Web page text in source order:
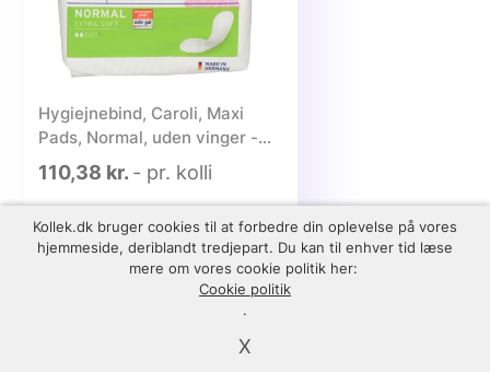
Hygiejnebind, Caroli, Maxi
Pads, Normal, uden vinger -
240 stk.
110,38 kr. - pr. kolli
- 1 + Tilføj kurv
Kollek.dk bruger cookies til at forbedre din oplevelse på vores
hjemmeside, deriblandt tredjepart. Du kan til enhver tid læse
mere om vores cookie politik her:
Cookie politik
.
X